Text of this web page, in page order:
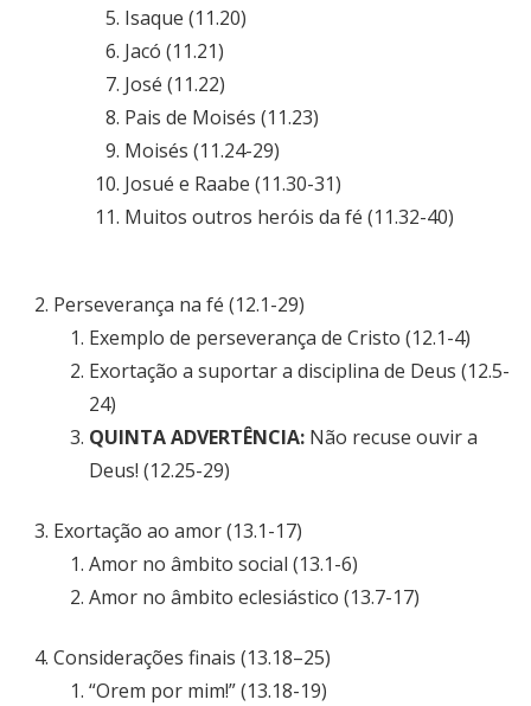
Isaque (11.20)
Jacó (11.21)
José (11.22)
Pais de Moisés (11.23)
Moisés (11.24-29)
Josué e Raabe (11.30-31)
Muitos outros heróis da fé (11.32-40)
Perseverança na fé (12.1-29)
Exemplo de perseverança de Cristo (12.1-4)
Exortação a suportar a disciplina de Deus (12.5-
24)
QUINTA ADVERTÊNCIA: Não recuse ouvir a
Deus! (12.25-29)
Exortação ao amor (13.1-17)
Amor no âmbito social (13.1-6)
Amor no âmbito eclesiástico (13.7-17)
Considerações finais (13.18–25)
“Orem por mim!”(13.18-19)